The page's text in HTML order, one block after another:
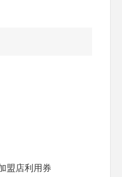
盟店利用券